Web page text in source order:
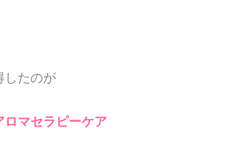
したのが
ロマセラピーケア